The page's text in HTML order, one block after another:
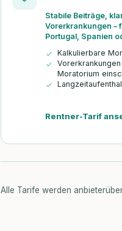
Stabile Beiträge,
Vorerkrankungen –
Portugal, Spanien
Kalkulierbare
Moratorium
Rentner-Tarif
Alle Tarife werden